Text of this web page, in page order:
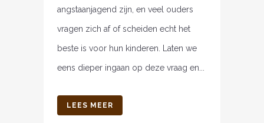
angstaanjagend zijn, en veel ouders
vragen zich af of scheiden echt het
beste is voor hun kinderen. Laten we
eens dieper ingaan op deze vraag en...
LEES MEER